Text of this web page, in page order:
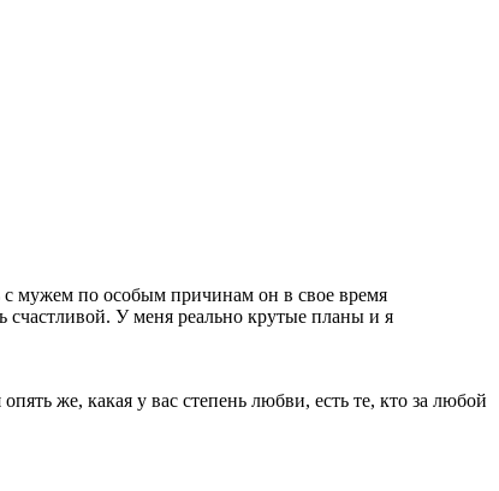
с мужем по особым причинам он в свое время
счастливой. У меня реально крутые планы и я
же, какая у вас степень любви, есть те, кто за любой